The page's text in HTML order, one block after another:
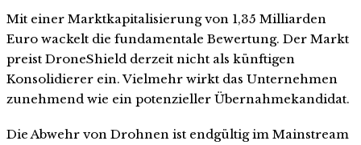
Mit einer Marktkapitalisierung von 1,35 Milliarden
Euro wackelt die fundamentale Bewertung. Der Markt
preist DroneShield derzeit nicht als künftigen
Konsolidierer ein. Vielmehr wirkt das Unternehmen
zunehmend wie ein potenzieller Übernahmekandidat.
Die Abwehr von Drohnen ist endgültig im Mainstream